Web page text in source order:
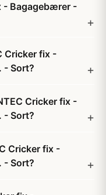
- Bagagebærer -
Cricker fix -
- Sort?
Cricker fix -
- Sort?
Cricker fix -
- Sort?